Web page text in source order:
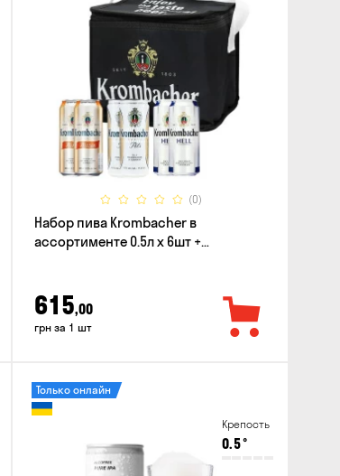
(0)
Набор пива Krombacher в
ассортименте 0.5л х 6шт +
615,00
грн за 1 шт
Крепость
0.5°
Только онлайн